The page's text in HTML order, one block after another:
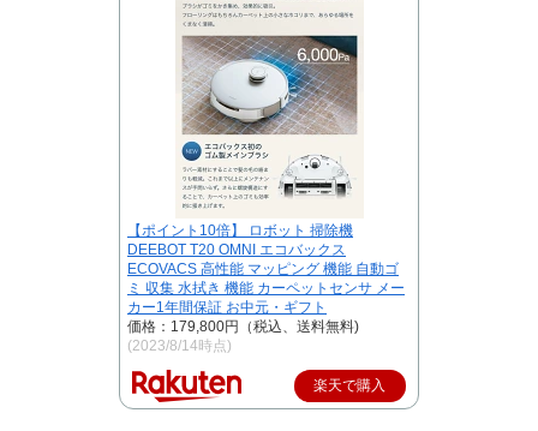
【ポイント10倍】 ロボット 掃除機
DEEBOT T20 OMNI エコバックス
ECOVACS 高性能 マッピング 機能 自動ゴ
ミ 収集 水拭き 機能 カーペットセンサ メー
カー1年間保証 お中元・ギフト
価格：179,800円（税込、送料無料)
(2023/8/14時点)
楽天で購入